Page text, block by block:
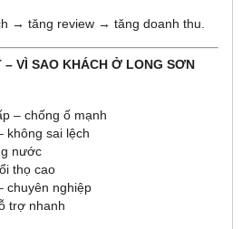
→ tăng review → tăng doanh thu.
VÌ SAO KHÁCH Ở LONG SƠN
– chống ố mạnh
không sai lệch
nước
thọ cao
chuyên nghiệp
trợ nhanh